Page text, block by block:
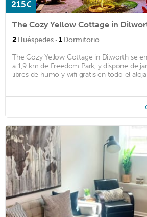
215€
The Cozy Yellow Cottage in
2Huéspedes · 1Dormitorio
The Cozy Yellow Cottage in Dilworth se
a 1,9 km de Freedom Park, y dispone de
libres de humo y wifi gratis en todo el